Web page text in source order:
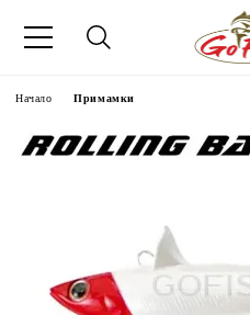
Начало Примамки